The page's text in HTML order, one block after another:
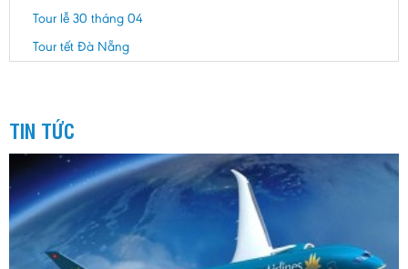
Tour lễ 30 tháng 04
Tour tết Đà Nẵng
TIN TỨC